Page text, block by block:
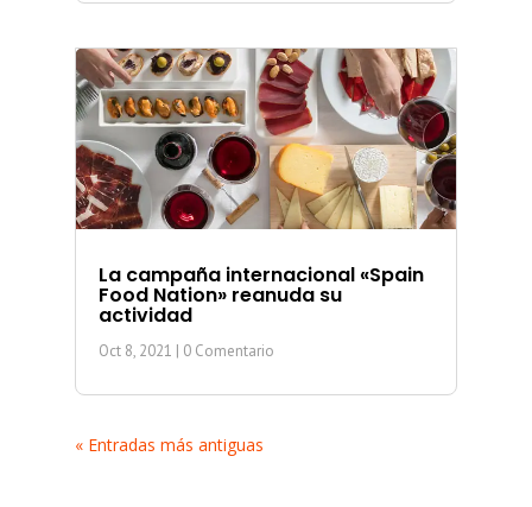
La campaña internacional «Spain
Food Nation» reanuda su
actividad
Oct 8, 2021 | 0 Comentario
« Entradas más antiguas